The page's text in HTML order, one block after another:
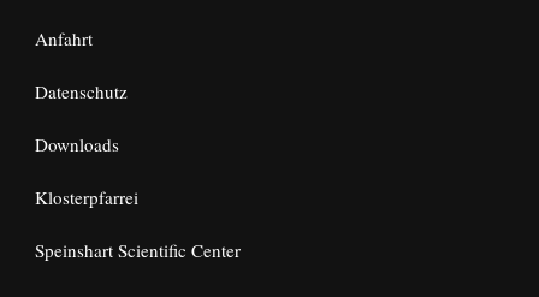
Anfahrt
Datenschutz
Downloads
Klosterpfarrei
Speinshart Scientific Center